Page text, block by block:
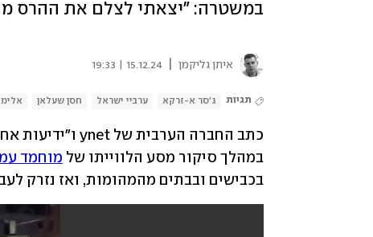
במשטרה: "יצאתי לצלם את ההרס
איתן גליקמן 15.12.24 | 19:33
תגיות ג'סר א-זרקא ערביי ישראל חסן שעלאן
במהלך סיקור מסע הלווייתו של מוחמד
בכבישים ובבתים מהמהומות, ואז נזרק